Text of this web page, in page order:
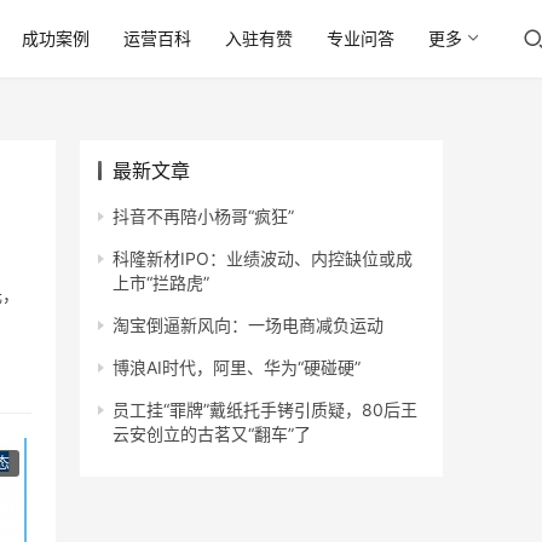
成功案例 运营百科 入驻有赞 专业问答 更多
最新文章
抖音不再陪小杨哥“疯狂”
科隆新材IPO：业绩波动、内控缺位或成
上市“拦路虎”
淘宝倒逼新风向：一场电商减负运动
博浪AI时代，阿里、华为“硬碰硬”
员工挂“罪牌”戴纸托手铐引质疑，80后王
云安创立的古茗又“翻车”了